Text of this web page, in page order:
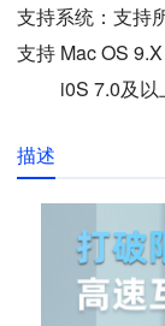
支持系统：支持
支持 Mac OS 9.X
i0S 7.0及以
描述